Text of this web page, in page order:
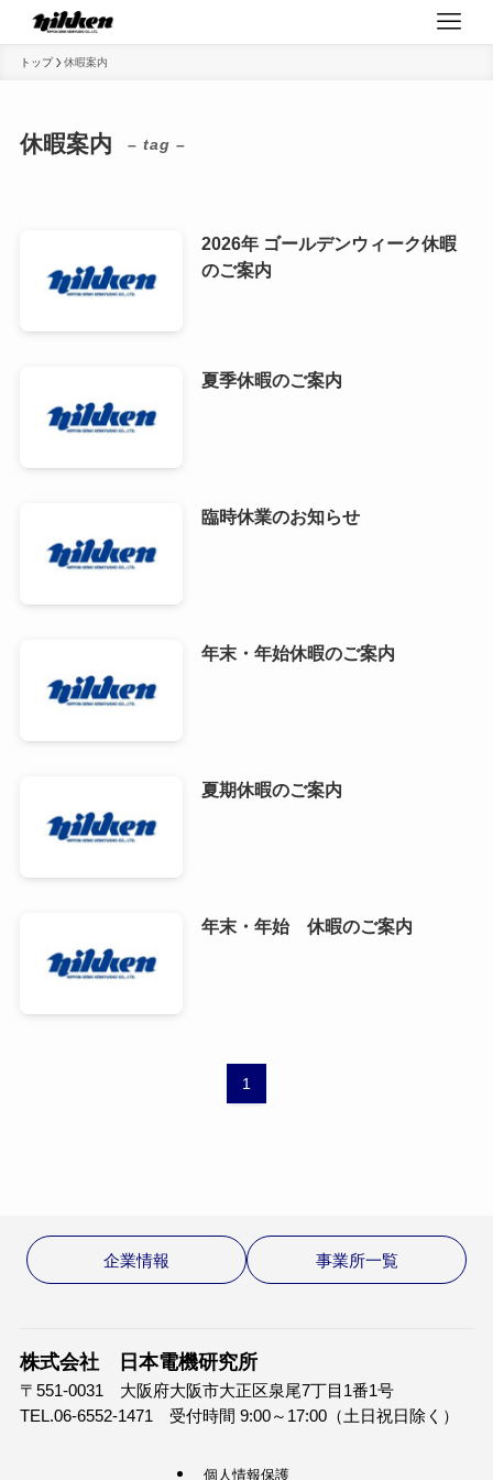
トップ 休暇案内
休暇案内 – tag –
2026年 ゴールデンウィーク休暇
のご案内
夏季休暇のご案内
臨時休業のお知らせ
年末・年始休暇のご案内
夏期休暇のご案内
年末・年始 休暇のご案内
1
企業情報 事業所一覧
株式会社 日本電機研究所
〒551-0031 大阪府大阪市大正区泉尾7丁目1番1号
TEL.06-6552-1471 受付時間 9:00～17:00（土日祝日除く）
個人情報保護